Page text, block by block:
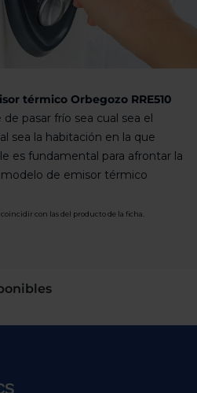
térmico Orbegozo RRE510
pasar frío sea cual sea el
sea la habitación en la que
es fundamental para afrontar la
de emisor térmico
con las del producto de la ficha.